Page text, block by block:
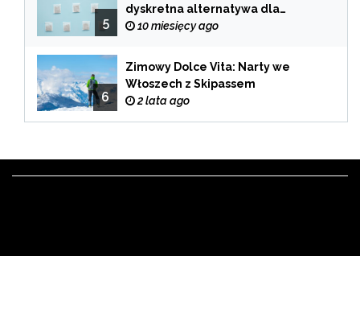
5
dyskretna alternatywa dla
tradycyjnego palenia
10 miesięcy ago
6
Zimowy Dolce Vita: Narty we
Włoszech z Skipassem
2 lata ago